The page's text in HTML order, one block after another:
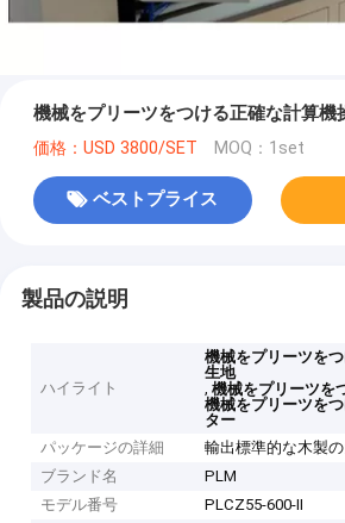
機械をプリーツをつける正確な計算機
価格：USD 3800/SET MOQ：1set
ベストプライス
製品の説明
ハイライト
機械をプリーツを
生地
,機械をプリーツを
機械をプリーツを
ター
パッケージの詳細
輸出標準的な木製
ブランド名
PLM
モデル番号
PLCZ55-600-II